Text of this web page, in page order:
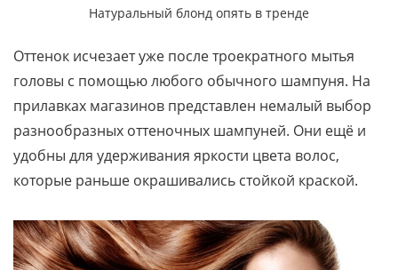
Натуральный блонд опять в тренде
Оттенок исчезает уже после троекратного мытья
головы с помощью любого обычного шампуня. На
прилавках магазинов представлен немалый выбор
разнообразных оттеночных шампуней. Они ещё и
удобны для удерживания яркости цвета волос,
которые раньше окрашивались стойкой краской.